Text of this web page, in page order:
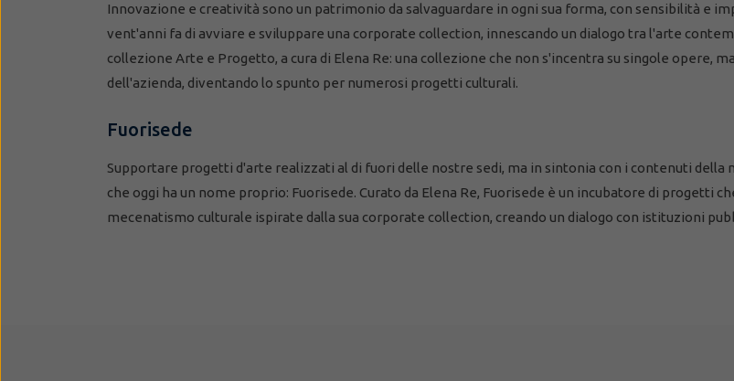
Innovazione e creatività sono un patrimonio da salvaguardare in ogni sua forma, con sensibilità e
vent'anni fa di avviare e sviluppare una corporate collection, innescando un dialogo tra l'arte
collezione Arte e Progetto, a cura di Elena Re: una collezione che non s'incentra su singole opere,
dell'azienda, diventando lo spunto per numerosi progetti culturali.
Fuorisede
Supportare progetti d'arte realizzati al di fuori delle nostre sedi, ma in sintonia con i contenuti della
che oggi ha un nome proprio: Fuorisede. Curato da Elena Re, Fuorisede è un incubatore di progetti
mecenatismo culturale ispirate dalla sua corporate collection, creando un dialogo con istituzioni